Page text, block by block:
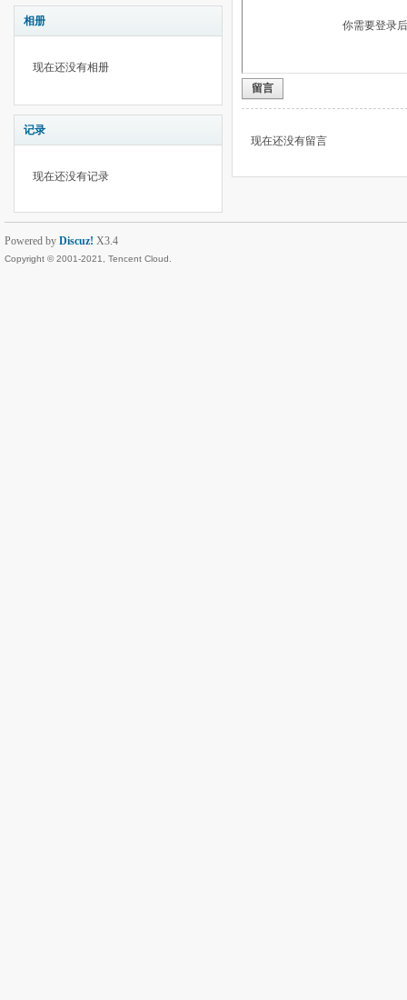
相册
现在还没有相册
记录
现在还没有记录
你需要登录
留言
现在还没有留言
Powered by Discuz! X3.4
Copyright © 2001-2021, Tencent Cloud.